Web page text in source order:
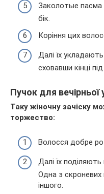
Заколотые пасма
бік.
Коріння цих
Далі їх
сховавши кінці
Пучок для вечірньої
Таку жіночну зачіску
торжество:
Волосся добре
Далі їх поділяють
Одна з
іншого.